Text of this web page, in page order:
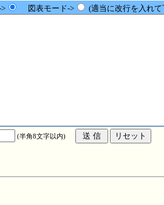
図表モード-> (適当に改行を入れて
(半角8文字以内)